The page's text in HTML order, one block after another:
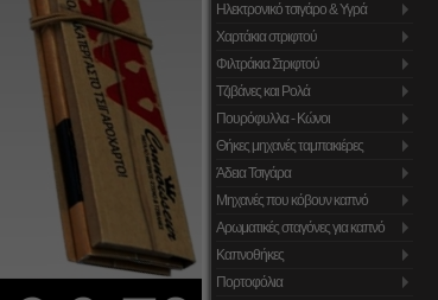
Ηλεκτρονικό τσιγάρο & Υγρά
Χαρτάκια στριφτού
Φιλτράκια Στριφτού
Τζιβάνες και Ρολά
Πουρόφυλλα - Κώνοι
Θήκες μηχανές ταμπακιέρες
Άδεια Τσιγάρα
Μηχανές που κόβουν καπνό
Αρωματικές σταγόνες για καπνό
Καπνοθήκες
Πορτοφόλια